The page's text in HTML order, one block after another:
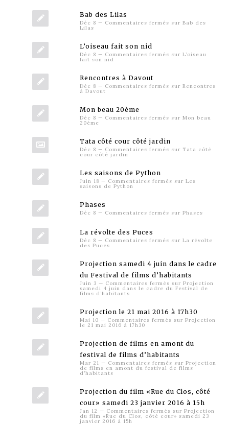
Bab des Lilas
Déc 8 — Commentaires fermés sur Bab des
Lilas
L’oiseau fait son nid
Déc 8 — Commentaires fermés sur L’oiseau
fait son nid
Rencontres à Davout
Déc 8 — Commentaires fermés sur Rencontres
à Davout
Mon beau 20ème
Déc 8 — Commentaires fermés sur Mon beau
20ème
Tata côté cour côté jardin
Déc 8 — Commentaires fermés sur Tata côté
cour côté jardin
Les saisons de Python
Juin 18 — Commentaires fermés sur Les
saisons de Python
Phases
Déc 8 — Commentaires fermés sur Phases
La révolte des Puces
Déc 8 — Commentaires fermés sur La révolte
des Puces
Projection samedi 4 juin dans le cadre
du Festival de films d’habitants
Juin 3 — Commentaires fermés sur Projection
samedi 4 juin dans le cadre du Festival de
films d’habitants
Projection le 21 mai 2016 à 17h30
Mai 10 — Commentaires fermés sur Projection
le 21 mai 2016 à 17h30
Projection de films en amont du
festival de films d’habitants
Mar 21 — Commentaires fermés sur Projection
de films en amont du festival de films
d’habitants
Projection du film «Rue du Clos, côté
cour» samedi 23 janvier 2016 à 15h
Jan 12 — Commentaires fermés sur Projection
du film «Rue du Clos, côté cour» samedi 23
janvier 2016 à 15h